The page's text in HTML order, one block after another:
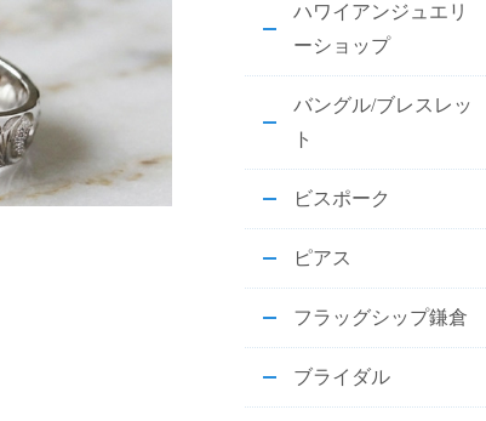
ハワイアンジュエリ
ーショップ
バングル/ブレスレッ
ト
ビスポーク
ピアス
フラッグシップ鎌倉
ブライダル